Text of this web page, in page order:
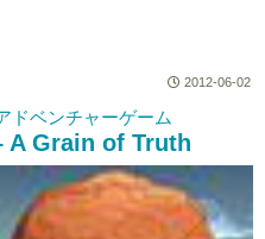
2012-06-02
ドベンチャーゲーム
A Grain of Truth